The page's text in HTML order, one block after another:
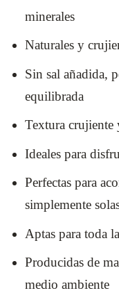
minerales
Naturales y
Sin sal añadida,
equilibrada
Textura crujiente
Ideales para
Perfectas para
simplemente
Aptas para toda
Producidas de
medio ambiente